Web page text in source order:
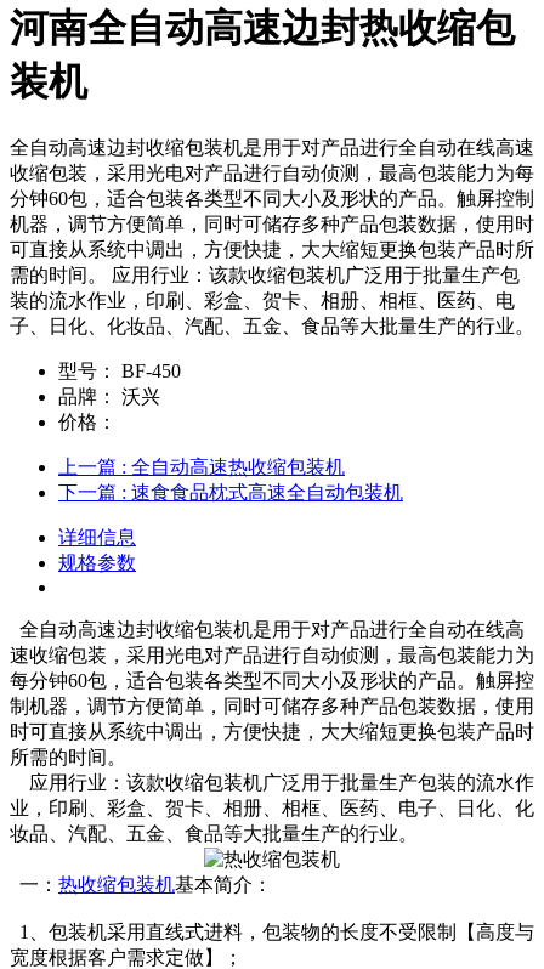
河南全自动高速边封热收缩包
装机
全自动高速边封收缩包装机是用于对产品进行全自动在线高速
收缩包装，采用光电对产品进行自动侦测，最高包装能力为每
分钟60包，适合包装各类型不同大小及形状的产品。触屏控制
机器，调节方便简单，同时可储存多种产品包装数据，使用时
可直接从系统中调出，方便快捷，大大缩短更换包装产品时所
需的时间。 应用行业：该款收缩包装机广泛用于批量生产包
装的流水作业，印刷、彩盒、贺卡、相册、相框、医药、电
子、日化、化妆品、汽配、五金、食品等大批量生产的行业。
型号：
BF-450
品牌：
沃兴
价格：
上一篇 : 全自动高速热收缩包装机
下一篇 : 速食食品枕式高速全自动包装机
详细信息
规格参数
全自动高速边封收缩包装机是用于对产品进行全自动在线高
速收缩包装，采用光电对产品进行自动侦测，最高包装能力为
每分钟60包，适合包装各类型不同大小及形状的产品。触屏控
制机器，调节方便简单，同时可储存多种产品包装数据，使用
时可直接从系统中调出，方便快捷，大大缩短更换包装产品时
所需的时间。
应用行业：该款收缩包装机广泛用于批量生产包装的流水作
业，印刷、彩盒、贺卡、相册、相框、医药、电子、日化、化
妆品、汽配、五金、食品等大批量生产的行业。
一： 热收缩包装机基本简介：
1、包装机采用直线式进料，包装物的长度不受限制【高度与
宽度根据客户需求定做】；